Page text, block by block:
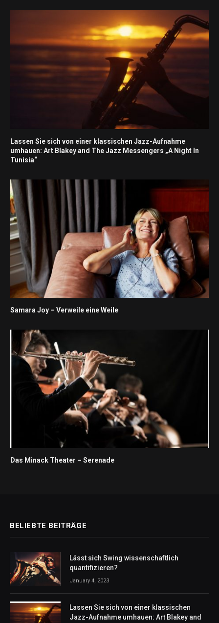
Lassen Sie sich von einer klassischen Jazz-Aufnahme
umhauen: Art Blakey and The Jazz Messengers „A Night In
Tunisia“
Samara Joy – Verweile eine Weile
Das Minack Theater – Serenade
BELIEBTE BEITRÄGE
Lässt sich Swing wissenschaftlich
quantifizieren?
January 4, 2023
Lassen Sie sich von einer klassischen
Jazz-Aufnahme umhauen: Art Blakey and